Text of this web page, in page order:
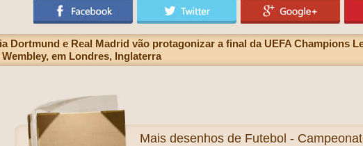
Dortmund e Real Madrid vão protagonizar a final da UEFA Champions
em Londres, Inglaterra
Mais desenhos de Futebol -